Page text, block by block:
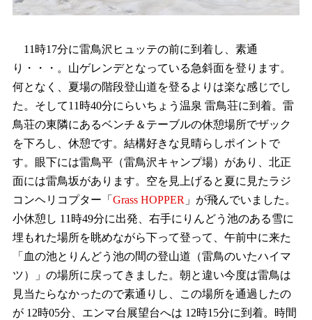
11時17分に雷鳥沢ヒュッテの前に到着し、素通
り・・・。山ゲレンデとなっている急斜面を登ります。
何となく、夏場の階段登山道を登るよりは楽な感じでし
た。そして11時40分にらいちょう温泉 雷鳥荘に到着。雷
鳥荘の東隣にあるベンチ＆テーブルの休憩場所でザック
を下ろし、休憩です。結構好きな見晴らしポイントで
す。眼下には雷鳥平（雷鳥沢キャンプ場）があり、北正
面には雷鳥坂があります。空を見上げると夏に見たラジ
コンヘリコプター「 Grass HOPPER 」が飛んでいました。
小休憩し 11時49分に出発、右手にりんどう池のある雪に
埋もれた場所を眺めながら下って登って、午前中に来た
「血の池とりんどう池の間の登山道（雷鳥のいたハイマ
ツ）」の場所に戻ってきました。朝と違い今度は雷鳥は
見当たらなかったので素通りし、この場所を通過したの
が 12時05分、エンマ台展望台へは 12時15分に到着。時間